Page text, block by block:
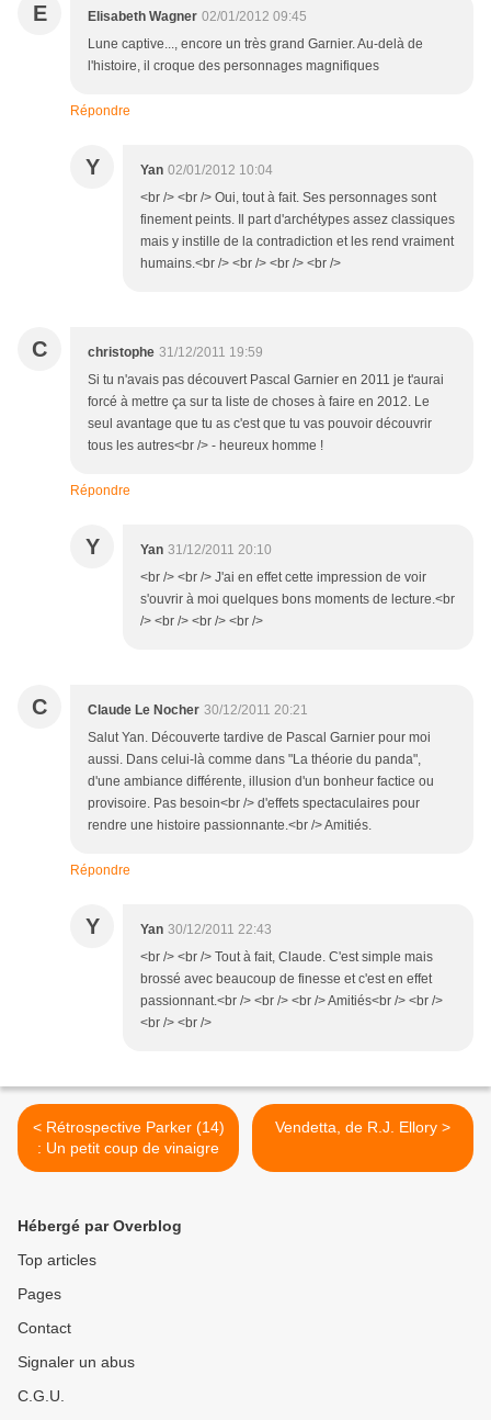
E Elisabeth Wagner 02/01/2012 09:45
Lune captive..., encore un très grand Garnier. Au-delà de
l'histoire, il croque des personnages magnifiques
Répondre
Y Yan 02/01/2012 10:04
<br /> <br /> Oui, tout à fait. Ses personnages sont
finement peints. Il part d'archétypes assez classiques
mais y instille de la contradiction et les rend vraiment
humains.<br /> <br /> <br /> <br />
C christophe 31/12/2011 19:59
Si tu n'avais pas découvert Pascal Garnier en 2011 je t'aurai
forcé à mettre ça sur ta liste de choses à faire en 2012. Le
seul avantage que tu as c'est que tu vas pouvoir découvrir
tous les autres<br /> - heureux homme !
Répondre
Y Yan 31/12/2011 20:10
<br /> <br /> J'ai en effet cette impression de voir
s'ouvrir à moi quelques bons moments de lecture.<br
/> <br /> <br /> <br />
C Claude Le Nocher 30/12/2011 20:21
Salut Yan. Découverte tardive de Pascal Garnier pour moi
aussi. Dans celui-là comme dans "La théorie du panda",
d'une ambiance différente, illusion d'un bonheur factice ou
provisoire. Pas besoin<br /> d'effets spectaculaires pour
rendre une histoire passionnante.<br /> Amitiés.
Répondre
Y Yan 30/12/2011 22:43
<br /> <br /> Tout à fait, Claude. C'est simple mais
brossé avec beaucoup de finesse et c'est en effet
passionnant.<br /> <br /> <br /> Amitiés<br /> <br />
<br /> <br />
< Rétrospective Parker (14)
: Un petit coup de vinaigre
Vendetta, de R.J. Ellory >
Hébergé par Overblog
Top articles
Pages
Contact
Signaler un abus
C.G.U.